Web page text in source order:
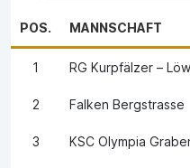
POS. MANNSCHAFT
1 RG Kurpfälzer –
2 Falken Bergstrasse
3 KSC Olympia